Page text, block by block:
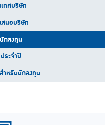
ทศบริษัท
สนอบริษัท
กลงทุน
ระจำปี
ำหรับนักลงทุน